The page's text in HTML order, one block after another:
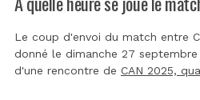
Le coup d'envoi du match entre
donné le dimanche 27
d'une rencontre de CAN 2025,